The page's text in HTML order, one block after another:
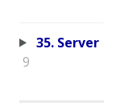
35. Server
9